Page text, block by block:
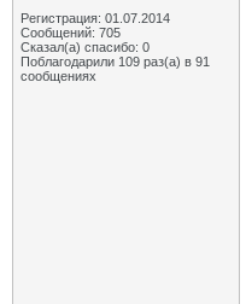
Регистрация: 01.07.2014
Сообщений: 705
Сказал(а) спасибо: 0
Поблагодарили 109 раз(а) в 91
сообщениях